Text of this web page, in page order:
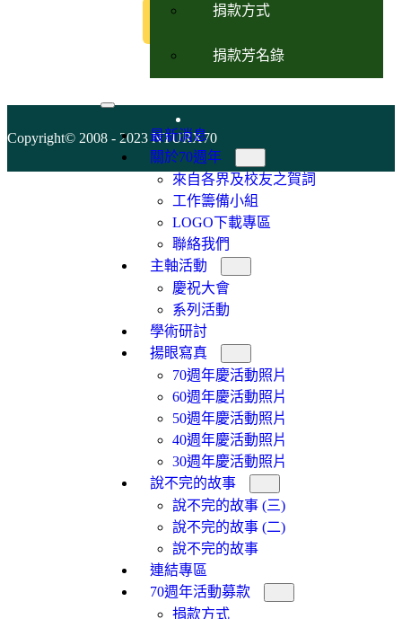
捐款方式
捐款芳名錄
最新消息
關於70週年
來自各界及校友之賀詞
工作籌備小組
LOGO下載專區
聯絡我們
主軸活動
慶祝大會
系列活動
學術研討
揚眼寫真
70週年慶活動照片
60週年慶活動照片
50週年慶活動照片
40週年慶活動照片
30週年慶活動照片
說不完的故事
說不完的故事 (三)
說不完的故事 (二)
說不完的故事
連結專區
70週年活動募款
捐款方式
下載主軸活動PDF
Copyright© 2008 - 2023 NTURX70